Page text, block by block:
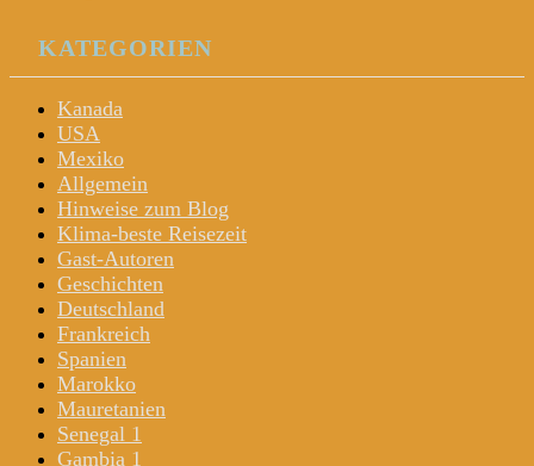
KATEGORIEN
Kanada
USA
Mexiko
Allgemein
Hinweise zum Blog
Klima-beste Reisezeit
Gast-Autoren
Geschichten
Deutschland
Frankreich
Spanien
Marokko
Mauretanien
Senegal 1
Gambia 1